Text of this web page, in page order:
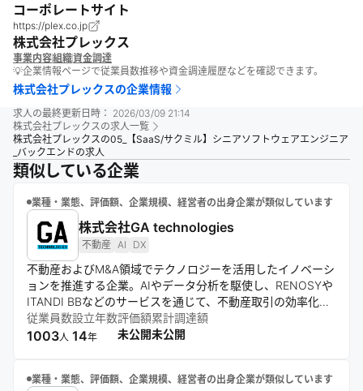
コーポレートサイト
https://plex.co.jp
株式会社プレックス
事業内容組織資金調達
💡企業情報ページで従業員数推移や資金調達履歴などを確認できます。
株式会社プレックスの企業情報
求人の最終更新日時： 2026/03/09 21:14
株式会社プレックス の求人一覧
株式会社プレックスの05_【SaaS/サクミル】シニアソフトウェアエンジニア
_バックエンドの求人
類似している企業
業種・業態、評価額、企業規模、経営者の出身企業が類似しています
株式会社GA technologies
不動産 AI DX
不動産およびM&A領域でテクノロジーを活用したイノベーシ
ョンを推進する企業。AIやデータ分析を駆使し、RENOSYや
ITANDI BBなどのサービスを通じて、不動産取引の効率化と
顧客体験の向上を実現。国内外で事業を展開し、業界全体の
デジタル化を牽引している。
従業員数
1003人
設立年数
14年
評価額
未公開
累計調達額
未公開
業種・業態、評価額、企業規模、経営者の出身企業が類似しています